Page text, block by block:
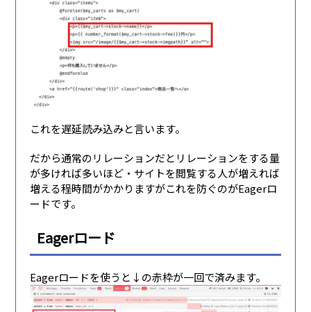
これを遅延読み込みと言います。
だから通常のリレーションだとリレーションをする量
が多ければ多いほど・サイトを閲覧する人が増えれば
増える程時間がかかりますがこれを防ぐのがEagerロ
ードです。
Eagerロード
Eagerロードを使うと↓の赤枠が一回で済みます。